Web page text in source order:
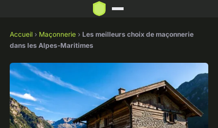
Accueil › Maçonnerie › Les meilleurs choix de maçonnerie
dans les Alpes-Maritimes